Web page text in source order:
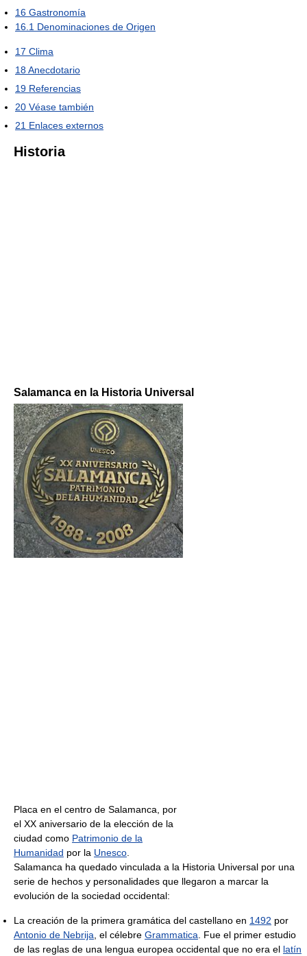
16 Gastronomía
16.1 Denominaciones de Origen
17 Clima
18Anecdotario
19 Referencias
20 Véase también
21 Enlaces externos
Historia
Salamanca en la Historia Universal
Placa en el centro de Salamanca, por
el XX aniversario de la elección de la
ciudad como Patrimonio de la
Humanidad por la Unesco
Salamanca ha quedado vinculada a la Historia Universal por una
serie de hechos y personalidades que llegaron a marcar la
evolución de la sociedad occidental:
La creación de la primera gramática del castellano en 1492 por
Antonio de Nebrija , el célebre Grammatica . Fue el primer estudio
de las reglas de una lengua europea occidental que no era el latín